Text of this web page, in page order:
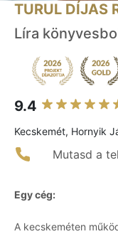
TURUL DÍJAS
Líra
9.4
Kecskemét, Hornyik
Mutasd a
Egy cég:
A kecskeméten